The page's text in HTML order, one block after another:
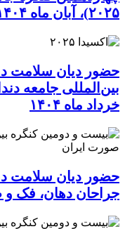
۲۰۲۵)، آبان ماه ۱۴۰۴
حضور دیان سلامت
خرداد ماه ۱۴۰۴
حضور دیان سلامت
جراحان دهان، فک و